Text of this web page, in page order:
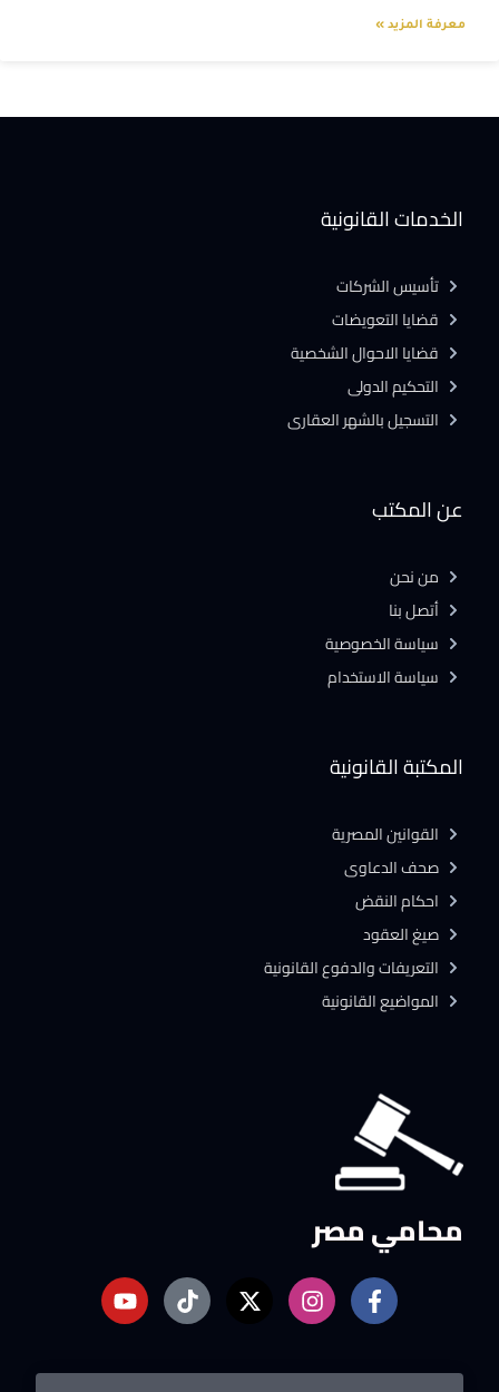
معرفة المزيد »
محامي مصر
المكتبة القانونية
القوانين المصرية
صحف الدعاوى
احكام النقض
صيغ العقود
التعريفات والدفوع القانونية
المواضيع القانونية
عن المكتب
من نحن
أتصل بنا
سياسة الخصوصية
سياسة الاستخدام
الخدمات القانونية
تأسيس الشركات
قضايا التعويضات
قضايا الاحوال الشخصية
التحكيم الدولى
التسجيل بالشهر العقارى